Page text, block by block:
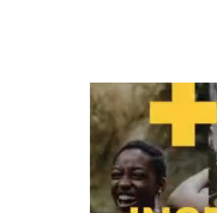
Video
oynatıcı